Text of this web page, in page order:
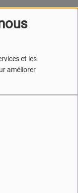
et les
améliorer